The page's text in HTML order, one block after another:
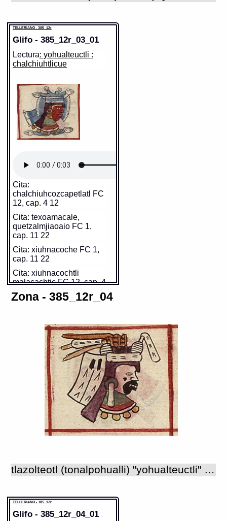
TELLERIANO - 385_12r
Glifo - 385_12r_03_01
Lectura: yohualteuctli :
chalchiuhtlicue
Cita:
chalchiuhcozcapetlatl FC
12, cap. 4 12
Cita: texoamacale,
quetzalmjiaoaio FC 1,
cap. 11 22
Cita: xiuhnacoche FC 1,
cap. 11 22
Cita: xiuhnacochtli
malacachtic FC 12, cap. 4
12
Zona - 385_12r_04
tlazolteotl (tonalpohualli) "yohualteuctli" o 'señor de la noche" 'Diosa de la basura'. Se la consideraba como diosa de la tierra y de la carnalidad. Su nombre viene de "tlazolli", que quiere decir 'basura', pero uno de sus valores metafóricos es el de vicio, pecado sexual, adulterio e infidelidad (Wimmer). Tenía por otros nombres el de Tlaelcuani, 'la comedora de inmundicias', en el sentido de que comía los pecados que le eran confesados por la gente y con esto los purificaba, y el de Ixcuina, (vocablo huasteco que significa 'mujer algodón'), designación con la que se referían a Tlazolteotl en su aspecto cuádruple, como cuatro hermanas de diferente edad llamadas Tiacapan, Teicu, Tlaco y Xocotzin (FC 1, cap. 12 : 23). Estas últimas son mencionadas en el mito de la creación del Quinto Sol en Teotihuacan, ya que fueron ellas junto con Quetzalcohuatl, Xipe Totec y los mimixcoa, quienes señalaron correctamente hacia el oriente como el lugar donde surgiría el astro recién creado (FC 7, cap. 2 : 7). Tlazolteotl forma parte del grupo de deidades como Xochiquetzal, Toci, o Teteo innan, que son todas advocaciones de la diosa madre. De acuerdo con Sahagún, el dominio de Tlazolteotl era el de la lujuria; la diosa tenía el poder de provocar los pecados sexuales, pero también de perdonarlos y purificar a los pecadores que se confesaban ante ella y ante Tezcatlipoca por medio de sus sacerdotes (FC 1, cap. 12 : 23-27). En este sentido, Tlazolteotl también se asociaba con la diosa del agua Chalchiuhtlicue, ya que el agua precisamente era el elemento con el que purificaban a los seres humanos, y se identificaba con Xochiquetzal como diosa del amor que provocaba la lujuria y protegía a las prostitutas (Muñoz Camargo : 202-203). De acuerdo con algunas fuentes, Tlazolteotl era considerada patrona de la sal (Vat. A : 25v; TR : 17v), producto que, junto con el algodón, era uno de los más importantes que abundaban en la región de la Costa del Golfo, lugar del probable origen de esta diosa. La manera de representar su imagen es compleja y varía de acuerdo al documento que se consulte. Los atavíos que caracterizan a la diosa son de origen huasteco, por ejemplo: los motivos lunares como la nariguera "yacametztli" y las lunas crecientes que en ocasiones adornan su vestimenta; los elementos relacionados con el algodón, como su banda frontal ("ichcaxochitl"), sus orejeras de algodón sin hilar y los husos con malacates ("malacatl") que lleva en el tocado, así como la pintura negra de hule alrededor de la boca ("tenolcopiticac") que expresa el hecho de que devoraba basura, inmundicias. Dos colores, rojo y negro, son característicos en sus atavíos y en la decoración de su rostro ("ixchictlapana"). En ocasiones se le representó vistiendo la piel de una víctima desollada, quizá para recrear el ritual de la fiesta Ochpaniztli en el que le quitaban la piel a la mujer que personificaba a la diosa madre y vestían con ella a un sacerdote que a partir de entonces la representaría. Como diosa madre, de la tierra y la fertilidad, Tlazolteotl aparece dando a luz en el códice Borbónico (lám. 13) y como bulto funerario, o "tlaquimilolli", en el Vaticano B (lám. 61). En algunos documentos se representa el cuerpo de la diosa cubierto de algodón sin hilar (TR : 19v ; Vaticano A : 25v). En los "tonalamatl" Tlazolteotl funge como patrona del día "ocelotl" ('jaguar'), de la trecena que comenzaba en "ce olin" ('1 movimiento') y como una de las nueve figuras que acompañan a los días de las trecenas que se conocen como 'señores de la noche'. En este último papel, fue representada en la sección del "tonalpohualli" del Telleriano-Remensis mediante la cabeza de un personaje femenino, orientada hacia la derecha y ataviada con algunos de los atributos característicos de la diosa Tlazolteotl, como su tocado y orejeras de algodón sin hilar y su decoración facial hecha con hule derretido; bajo su imagen, un glosador escribió su nombre con caracteres latinos.
TELLERIANO - 385_12r
Glifo - 385_12r_04_01